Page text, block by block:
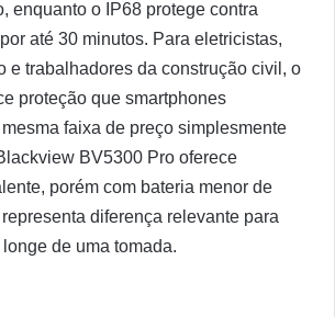
enquanto o IP68 protege contra
até 30 minutos. Para eletricistas,
e trabalhadores da construção civil, o
proteção que smartphones
faixa de preço simplesmente
BV5300 Pro oferece
porém com bateria menor de
diferença relevante para
de uma tomada.